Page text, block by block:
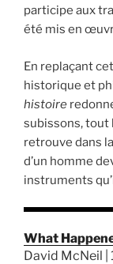
participe aux
été mis en
En replaçant
historique et
histoire
subissons, tout
retrouve dans
d’un homme
instruments
What
David McNeil |